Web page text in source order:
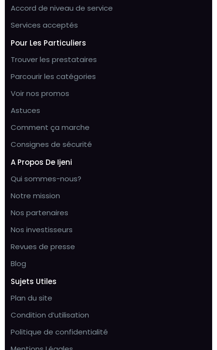
Accord de niveau de service
Services acceptés
Pour Les Particuliers
Trouver les prestataires
Parcourir les catégories
Voir nos promos
Astuces
Comment ça marche
Consignes de sécurité
A Propos De Ijeni
Qui sommes-nous?
Notre mission
Nos partenaires
Nos investisseurs
Revues de presse
Blog
Sujets Utiles
Plan du site
Condition d’utilisation
Politique de confidentialité